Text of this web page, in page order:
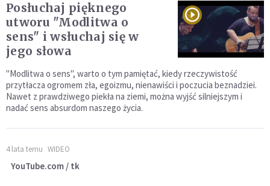
Posłuchaj pięknego
utworu "Modlitwa o
sens" i wsłuchaj się w
jego słowa
"Modlitwa o sens", warto o tym pamiętać, kiedy rzeczywistość
przytłacza ogromem zła, egoizmu, nienawiści i poczucia beznadziei.
Nawet z prawdziwego piekła na ziemi, można wyjść silniejszym i
nadać sens absurdom naszego życia.
4 lata temu WIDEO
YouTube.com / tk